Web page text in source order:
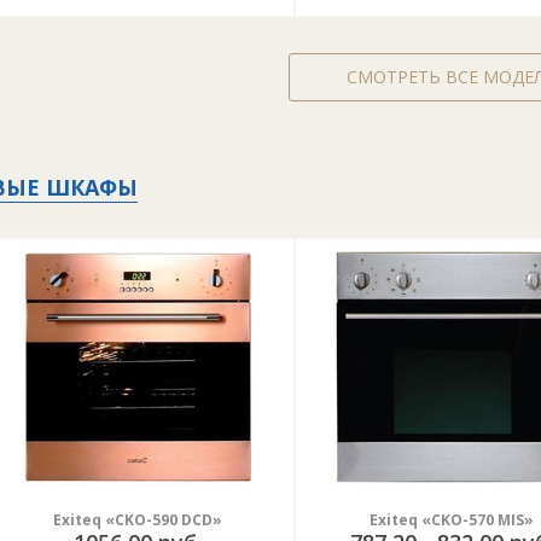
СМОТРЕТЬ ВСЕ
ШКАФЫ
Exiteq «CKO-590 DCD» Exiteq «CKO-570 MIS»